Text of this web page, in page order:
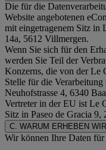
Die für die
Website angebotenen
mit eingetragenem Sitz in
14a, 5612 Villmergen.
Wenn Sie sich für den
werden Sie Teil der
Konzerns, die von der Le
Stelle für die
Neuhofstrasse 4, 6340
Vertreter in der EU ist Le
Sitz in Paseo de Gracia 9,
C. WARUM ERHEBEN
Wir können Ihre Daten